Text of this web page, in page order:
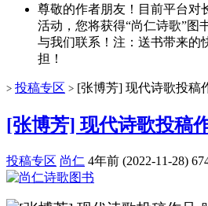
尊敬的作者朋友！目前平台对
活动，您将获得“尚仁诗歌”图
与我们联系！注：送书带来的
担！
> 投稿专区 > [张博芳] 现代诗歌投稿
[张博芳] 现代诗歌投稿
投稿专区 尚仁 4年前 (2022-11-28)